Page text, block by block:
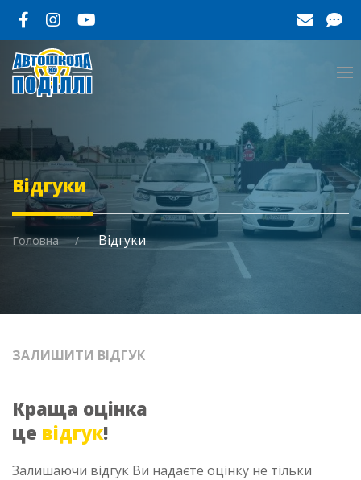
Відгуки
Головна Відгуки
ЗАЛИШИТИ ВІДГУК
Краща оцінка
це відгук!
Залишаючи відгук Ви надаєте оцінку не тільки